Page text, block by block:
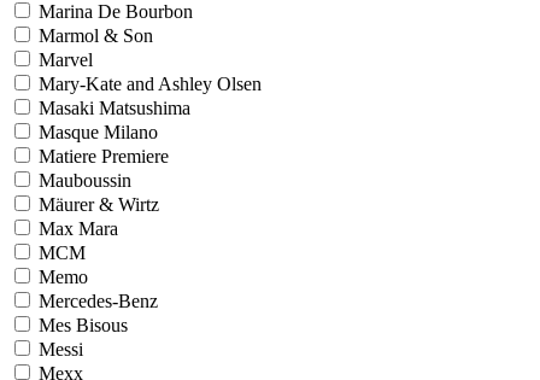
Marina De Bourbon
Marmol & Son
Marvel
Mary-Kate and Ashley Olsen
Masaki Matsushima
Masque Milano
Matiere Premiere
Mauboussin
Mäurer & Wirtz
Max Mara
MCM
Memo
Mercedes-Benz
Mes Bisous
Messi
Mexx